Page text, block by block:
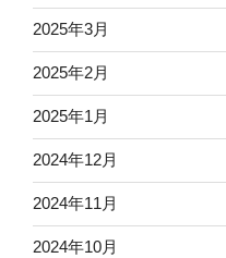
2025年3月
2025年2月
2025年1月
2024年12月
2024年11月
2024年10月